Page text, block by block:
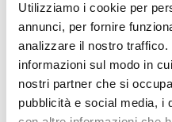
Utilizziamo i cookie per
annunci, per fornire
analizzare il nostro traffico.
informazioni sul modo in
nostri partner che si
pubblicità e social media, i
entstehen, dass Sie
Schutz Ihres
nachkommen.
In seinem Konto
seiner